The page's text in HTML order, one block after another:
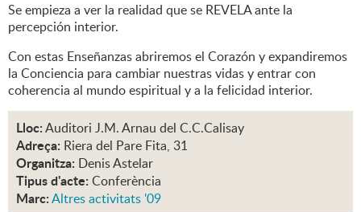
Se empieza a ver la realidad que se REVELA ante la
percepción interior.
Con estas Enseñanzas abriremos el Corazón y expandiremos
la Conciencia para cambiar nuestras vidas y entrar con
coherencia al mundo espiritual y a la felicidad interior.
Lloc:Auditori J.M. Arnau del C.C.Calisay
Adreça: Riera del Pare Fita, 31
Organitza: Denis Astelar
Tipus d'acte: Conferència
Marc:Altres activitats '09